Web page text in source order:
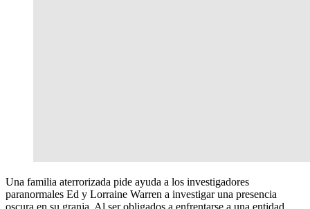
Una familia aterrorizada pide ayuda a los investigadores
paranormales Ed y Lorraine Warren a investigar una presencia
oscura en su granja. Al ser obligados a enfrentarse a una entidad